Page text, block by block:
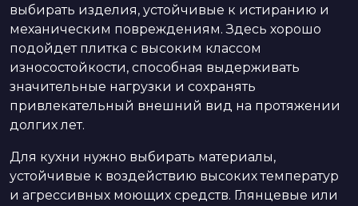
выбирать изделия, устойчивые к истиранию и
механическим повреждениям. Здесь хорошо
подойдет плитка с высоким классом
износостойкости, способная выдерживать
значительные нагрузки и сохранять
привлекательный внешний вид на протяжении
долгих лет.
Для кухни нужно выбирать материалы,
устойчивые к воздействию высоких температур
и агрессивных моющих средств. Глянцевые или